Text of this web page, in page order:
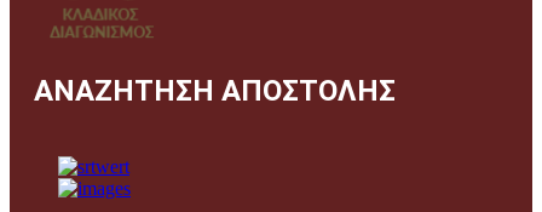
ΑΝΑΖΗΤΗΣΗ ΑΠΟΣΤΟΛΗΣ